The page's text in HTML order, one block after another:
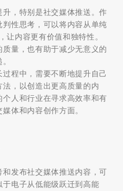
，特别是社交媒体推送。作
性思考，可以将内容从单纯
让内容更有价值和独特性。
量，也有助于减少无意义的
程中，需要不断地提升自己
，以创造出更高质量的内
人和行业在寻求高效率和有
体和内容创作方面。
发布社交媒体推送内容，可
于电子从低能级跃迁到高能